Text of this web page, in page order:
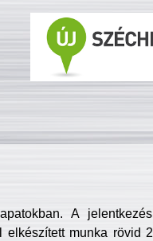
A
munka rövid